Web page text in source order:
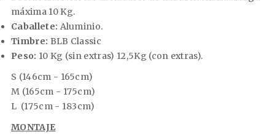
máxima 10 Kg.
Caballete: Aluminio.
Timbre: BLB Classic
Peso: 10 Kg (sin extras) 12,5Kg (con extras).
S (146cm - 165cm)
M (165cm - 175cm)
L (175cm - 183cm)
MONTAJE